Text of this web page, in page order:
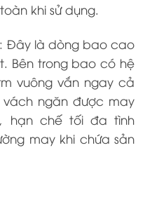
khi sử dụng.
: Đây là dòng bao cao
Bên trong bao có hệ
vuông vắn ngay cả
ngăn được may
hạn chế tối đa tình
may khi chứa sản